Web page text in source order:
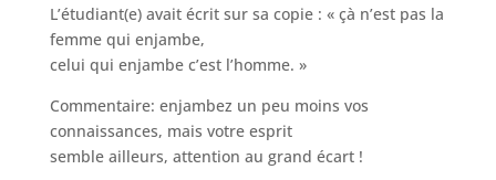
L’étudiant(e) avait écrit sur sa copie : « çà n’est pas la
femme qui enjambe,
celui qui enjambe c’est l’homme. »
Commentaire: enjambez un peu moins vos
connaissances, mais votre esprit
semble ailleurs, attention au grand écart !